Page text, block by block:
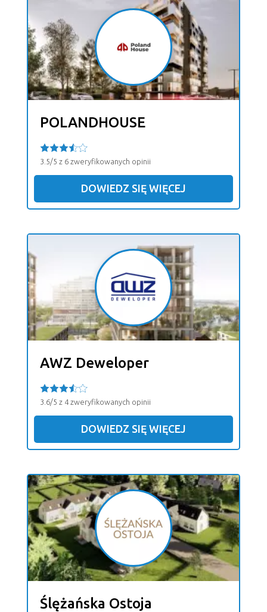
POLANDHOUSE
3.5/5 z 6 zweryfikowanych opinii
DOWIEDZ SIĘ WIĘCEJ
AWZ Deweloper
3.6/5 z 4 zweryfikowanych opinii
DOWIEDZ SIĘ WIĘCEJ
Ślężańska Ostoja